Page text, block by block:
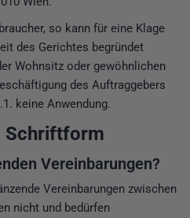
so kann für eine Klage
des Gerichtes begründet
Wohnsitz oder gewöhnlichen
des Auftraggebers
keine Anwendung.
Schriftform
Vereinbarungen?
Vereinbarungen zwischen
nicht und bedürfen